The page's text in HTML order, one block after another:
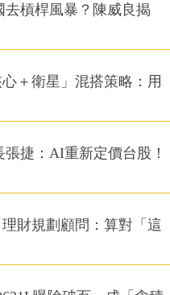
槓桿風暴？陳威良揭
＋衛星」混搭策略：用
張捷：AI重新定價台股！
財規劃顧問：算對「這